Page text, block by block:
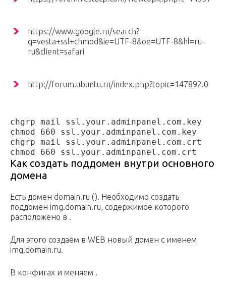
https://www.google.ru/search?
q=vesta+ssl+chmod&ie=UTF-8&oe=UTF-8&hl=ru-
ru&client=safari
http://forum.ubuntu.ru/index.php?topic=147892.0
chgrp mail ssl.your.adminpanel.com.key
chmod 660 ssl.your.adminpanel.com.key
chgrp mail ssl.your.adminpanel.com.crt
chmod 660 ssl.your.adminpanel.com.crt
Как создать поддомен внутри основного
домена
Есть домен domain.ru (). Необходимо создать
поддомен img.domain.ru, содержимое которого
расположено в .
Для этого создаём в WEB новый домен с именем
img.domain.ru.
В конфигах и меняем .